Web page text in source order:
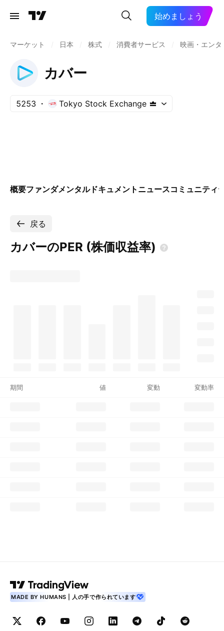
始めましょう
マーケット 日本 株式 消費者サービス 映画・エン
カバー
5253 Tokyo Stock Exchange
概要ファンダメンタルドキュメント ニュースコミュニティ
戻る
カバーのPER (株価収益率)
期間 値 変動 変動率
MADE BY HUMANS | 人の手で作られています